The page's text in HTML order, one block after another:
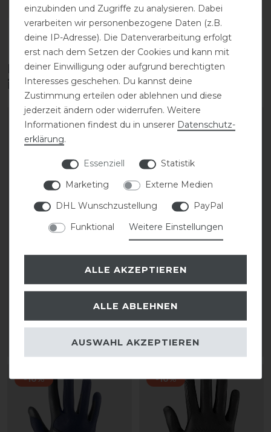
DETAILS ZUR PRODUKTSICHERHEIT
Diese Produkte könnten dich auch
interessieren
ARTIKEL MERKEN
-10%
statt 39,95 €
35,96 € *
ARTIKEL MERKEN
-10% -10%
einzubinden und Zugriffe zu analysieren. Dabei
verarbeiten wir personenbezogene Daten (z.B.
deine IP-Adresse). Die Datenverarbeitung erfolgt
erst nach dem Setzen der Cookies und kann mit
deiner Einwilligung oder aufgrund berechtigten
Interesses geschehen. Du kannst deine
Zustimmung erteilen oder ablehnen und diese
jederzeit ändern oder widerrufen. Weitere
Informationen findest du in unserer Daten­schutz­
erklärung.
Essenziell
Statistik
Marketing
Externe Medien
DHL Wunschzustellung
PayPal
Funktional
Weitere Einstellungen
ALLE AKZEPTIEREN
ALLE ABLEHNEN
AUSWAHL AKZEPTIEREN